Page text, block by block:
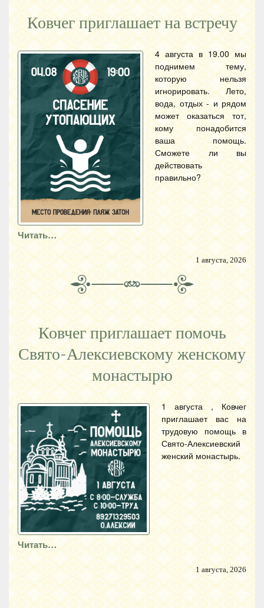
Ковчег приглашает на встречу
4 августа в 19.00 мы
поднимем тему,
которую нельзя
игнорировать. Лето,
вода, отдых - и рядом
может оказаться тот,
кому понадобится
ваша помощь.
Сможете ли вы
действовать
правильно?
Читать…
1 августа, 2026
Ковчег приглашает помочь
Свято-Алексиевскому женскому
монастырю
1 августа , Ковчег
приглашает вас на
трудовую помощь в
Свято-Алексиевский
женский монастырь.
Читать…
1 августа, 2026